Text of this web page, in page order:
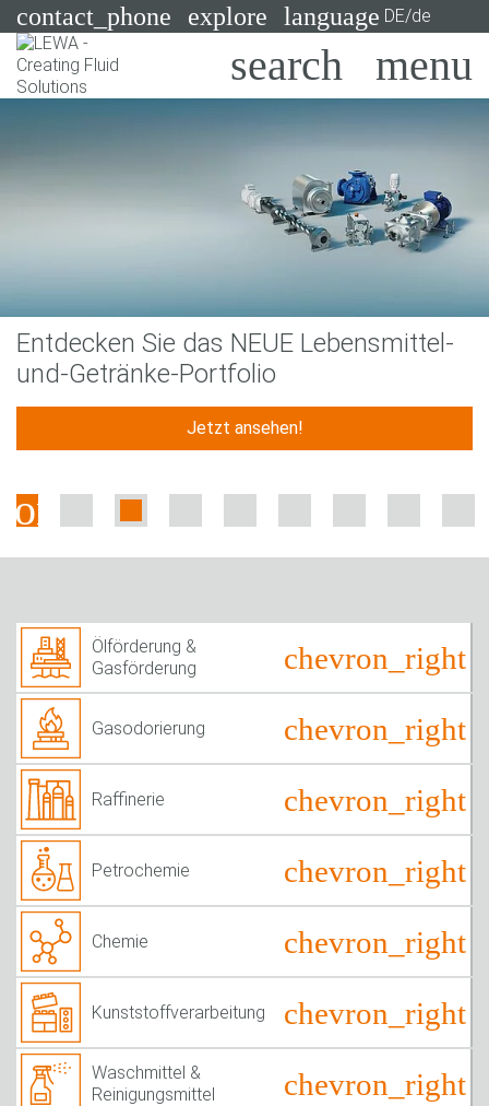
contact_phone explore language DE/de
Consulting
Entdecken Sie das NEUE Lebensmittel-
und-Getränke-Portfolio
Jetzt ansehen!
Ölförderung &
Gasförderung
Gasodorierung
Raffinerie
Petrochemie
Chemie
Kunststoffverarbeitung
Waschmittel &
Reinigungsmittel